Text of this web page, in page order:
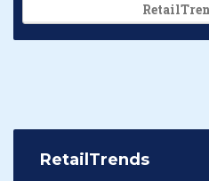
RetailTrends